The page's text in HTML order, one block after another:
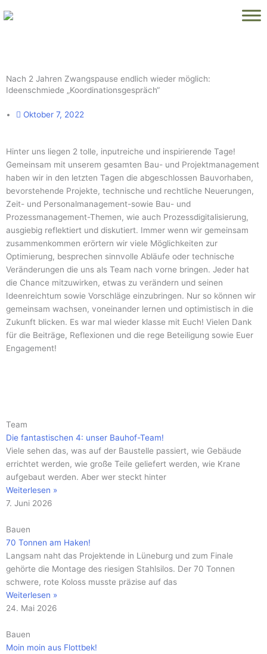
Inhalt
Nach 2 Jahren Zwangspause endlich wieder möglich:
Ideenschmiede „Koordinationsgespräch“
Oktober 7, 2022
Hinter uns liegen 2 tolle, inputreiche und inspirierende Tage!
Gemeinsam mit unserem gesamten Bau- und Projektmanagement
haben wir in den letzten Tagen die abgeschlossen Bauvorhaben,
bevorstehende Projekte, technische und rechtliche Neuerungen,
Zeit- und Personalmanagement-sowie Bau- und
Prozessmanagement-Themen, wie auch Prozessdigitalisierung,
ausgiebig reflektiert und diskutiert. Immer wenn wir gemeinsam
zusammenkommen erörtern wir viele Möglichkeiten zur
Optimierung, besprechen sinnvolle Abläufe oder technische
Veränderungen die uns als Team nach vorne bringen. Jeder hat
die Chance mitzuwirken, etwas zu verändern und seinen
Ideenreichtum sowie Vorschläge einzubringen. Nur so können wir
gemeinsam wachsen, voneinander lernen und optimistisch in die
Zukunft blicken. Es war mal wieder klasse mit Euch! Vielen Dank
für die Beiträge, Reflexionen und die rege Beteiligung sowie Euer
Engagement!
Team
Die fantastischen 4: unser Bauhof-Team!
Viele sehen das, was auf der Baustelle passiert, wie Gebäude
errichtet werden, wie große Teile geliefert werden, wie Krane
aufgebaut werden. Aber wer steckt hinter
Weiterlesen »
7. Juni 2026
Bauen
70 Tonnen am Haken!
Langsam naht das Projektende in Lüneburg und zum Finale
gehörte die Montage des riesigen Stahlsilos. Der 70 Tonnen
schwere, rote Koloss musste präzise auf das
Weiterlesen »
24. Mai 2026
Bauen
Moin moin aus Flottbek!